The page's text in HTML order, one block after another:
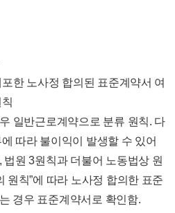
한 노사정 합의된 표준계약서 여
일반근로계약으로 분류 원칙. 다
따라 불이익이 발생할 수 있어
원 3원칙과 더불어 노동법상 원
원칙”에 따라 노사정 합의한 표준
경우 표준계약서로 확인함.